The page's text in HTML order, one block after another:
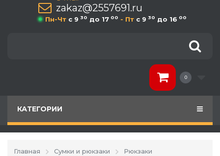
zakaz@2557691.ru
Пн-Чт c 9 30 до 17 00 - Пт c 9 30 до 16 00
0
КАТЕГОРИИ
Главная Сумки и рюкзаки
Рюкзаки